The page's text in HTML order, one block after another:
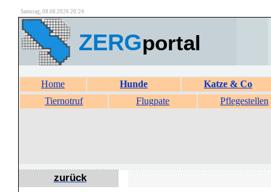
Samstag, 08.08.2026 20:24
ZERGportal
Home Hunde
Katze & Co
Tiernotruf
Flugpate Pflegestellen
zurück